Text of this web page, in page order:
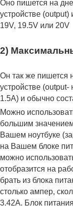
Оно пишется на
устройстве (output)
19V, 19.5V или 20V
2)
Он так же пишется
устройстве
1.5A) и обычно
Можно
большим
Вашем ноутбуке
на Вашем блоке
можно
отобразится на
брать из блока
столько ампер,
3.42А. Блок